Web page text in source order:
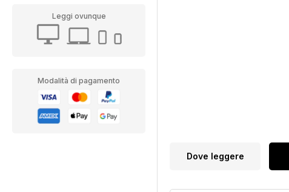
Leggi ovunque
Modalità di pagamento
Dove leggere